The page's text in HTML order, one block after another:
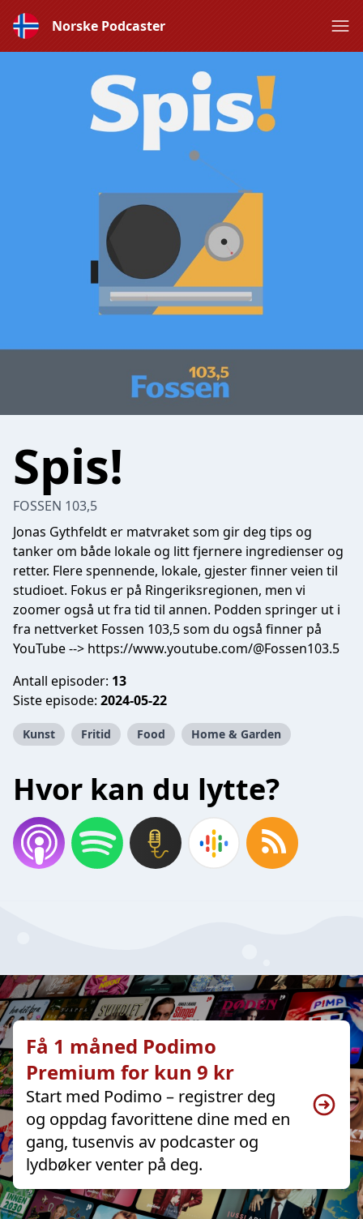
Norske Podcaster
Spis!
FOSSEN 103,5
Jonas Gythfeldt er matvraket som gir deg tips og
tanker om både lokale og litt fjernere ingredienser og
retter. Flere spennende, lokale, gjester finner veien til
studioet. Fokus er på Ringeriksregionen, men vi
zoomer også ut fra tid til annen. Podden springer ut i
fra nettverket Fossen 103,5 som du også finner på
YouTube --> https://www.youtube.com/@Fossen103.5
Antall episoder: 13
Siste episode: 2024-05-22
Kunst Fritid Food Home & Garden
Hvor kan du lytte?
Få 1 måned Podimo
Premium for kun 9 kr
Start med Podimo – registrer deg
og oppdag favorittene dine med en
gang, tusenvis av podcaster og
lydbøker venter på deg.